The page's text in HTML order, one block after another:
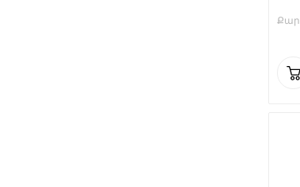
Քար